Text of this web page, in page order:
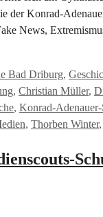
Konrad-
News,
Bad Driburg,
, Christian Müller,
, Konrad-
, Thorben Winter,